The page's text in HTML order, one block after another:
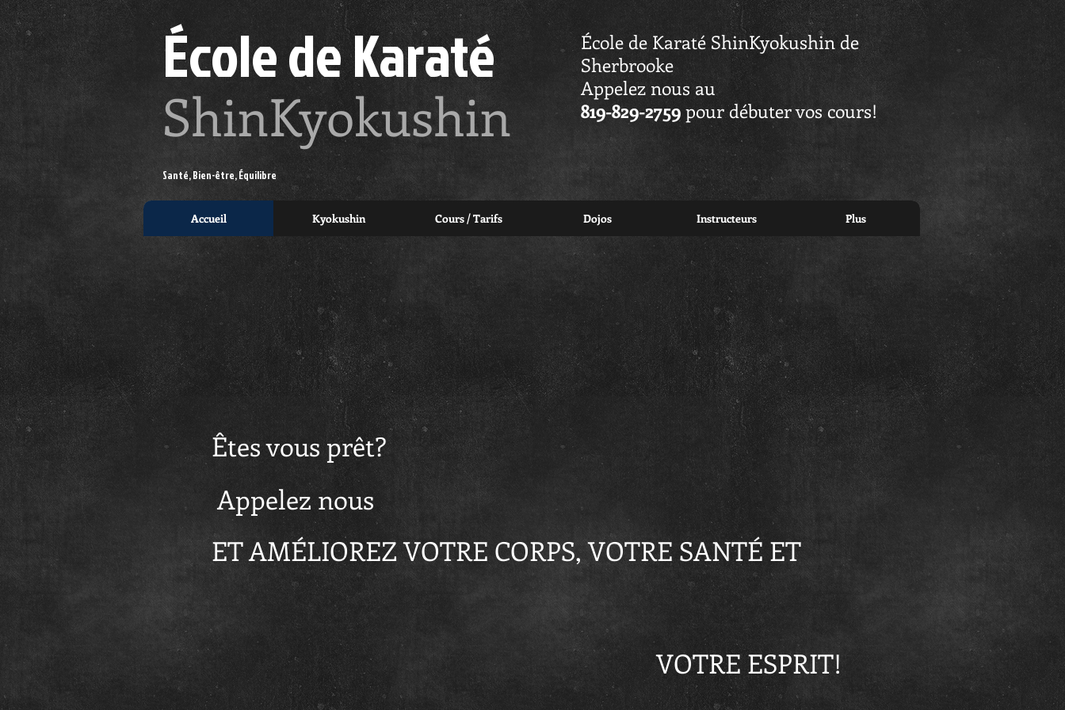
École de Karaté
ShinKyokushin
École de Karaté ShinKyokushin de
Sherbrooke
Appelez nous au
819-829-2759pour débuter vos cours!
Santé, Bien-être, Équilibre
Accueil Kyokushin Cours / Tarifs Dojos Instructeurs Plus
Êtes vous prêt?
Appelez nous
ET AMÉLIOREZ VOTRE CORPS, VOTRE SANTÉ ET
VOTRE ESPRIT!